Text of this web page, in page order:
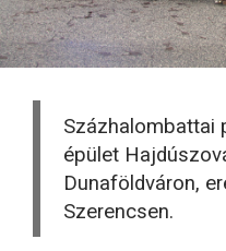
Százhalombattai
épület
Dunaföldváron,
Szerencsen.